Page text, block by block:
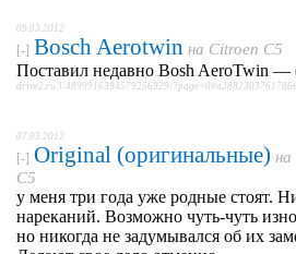
09.03.2012
[-] Bosch Aerotwin на Citroen C5
Поставил недавно Bosh AeroTwin —
drive2.ru/l/4899916394579256929/
07.03.2012
[-] Original (оригинальные) на
C5
у меня три года уже родные стоят.
нареканий. Возможно чуть-чуть
но никогда не задумывался об их